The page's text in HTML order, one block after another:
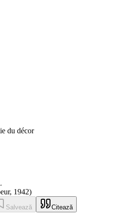
du décor
1942)
Salvează Citează